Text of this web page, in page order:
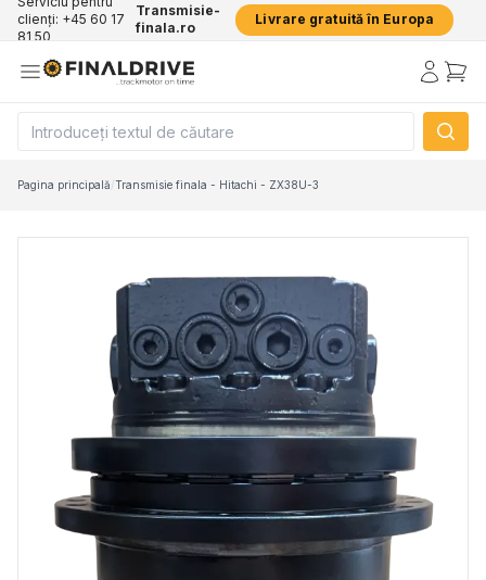
clienți: +45 60 17
81 50
Transmisie-
finala.ro
Livrare gratuită în Europa
Pagina principală/Transmisie finala - Hitachi - ZX38U-3